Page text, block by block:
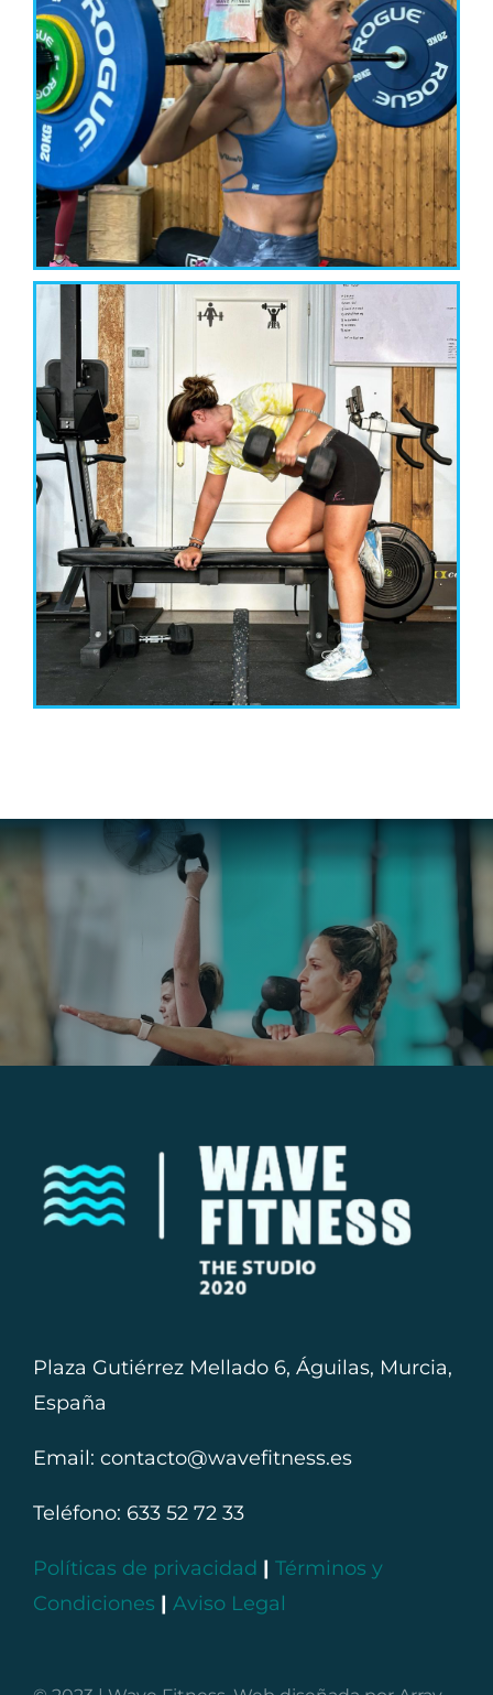
Plaza Gutiérrez Mellado 6, Águilas, Murcia,
España
Email: contacto@wavefitness.es
Teléfono: 633 52 72 33
Políticas de privacidad | Términos y
Condiciones | Aviso Legal